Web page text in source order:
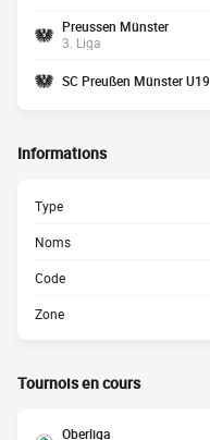
Preussen Münster
3. Liga
SC Preußen Münster U19
Informations
Type
Noms
Code
Zone
Tournois en cours
Oberliga